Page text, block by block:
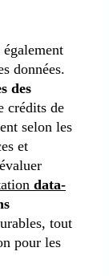
données.
des
crédits de
selon les
et
data-
tout
pour les